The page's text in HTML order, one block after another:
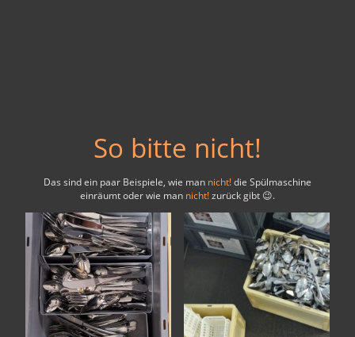
So bitte nicht!
Das sind ein paar Beispiele, wie man nicht!die Spülmaschine
einräumt oder wie man nicht!zurück gibt 😉.